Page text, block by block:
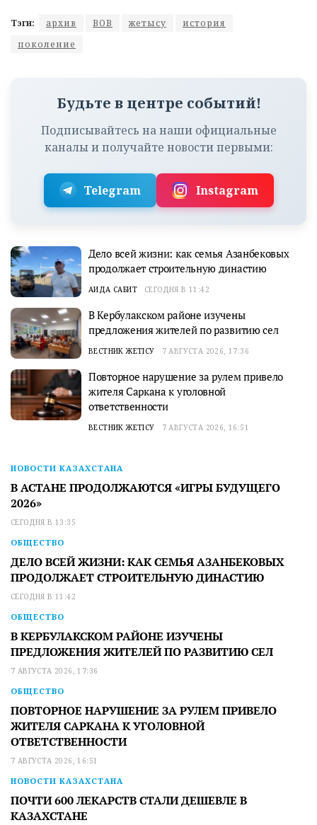
Тэги: архив ВОВ жетысу
история
поколение
Будьте в центре событий!
Подписывайтесь на наши официальные
каналы и получайте новости первыми:
Telegram Instagram
Дело всей жизни: как семья Азанбековых
продолжает строительную династию
АИДА САБИТ СЕГОДНЯ В 11:42
В Кербулакском районе изучены
предложения жителей по развитию сел
ВЕСТНИК ЖЕТІСУ 7 АВГУСТА 2026, 17:36
Повторное нарушение за рулем привело
жителя Саркана к уголовной
ответственности
ВЕСТНИК ЖЕТІСУ 7 АВГУСТА 2026, 16:51
НОВОСТИ КАЗАХСТАНА
В АСТАНЕ ПРОДОЛЖАЮТСЯ «ИГРЫ БУДУЩЕГО
2026»
СЕГОДНЯ В 13:35
ОБЩЕСТВО
ДЕЛО ВСЕЙ ЖИЗНИ: КАК СЕМЬЯ АЗАНБЕКОВЫХ
ПРОДОЛЖАЕТ СТРОИТЕЛЬНУЮ ДИНАСТИЮ
СЕГОДНЯ В 11:42
ОБЩЕСТВО
В КЕРБУЛАКСКОМ РАЙОНЕ ИЗУЧЕНЫ
ПРЕДЛОЖЕНИЯ ЖИТЕЛЕЙ ПО РАЗВИТИЮ СЕЛ
7 АВГУСТА 2026, 17:36
ОБЩЕСТВО
ПОВТОРНОЕ НАРУШЕНИЕ ЗА РУЛЕМ ПРИВЕЛО
ЖИТЕЛЯ САРКАНА К УГОЛОВНОЙ
ОТВЕТСТВЕННОСТИ
7 АВГУСТА 2026, 16:51
НОВОСТИ КАЗАХСТАНА
ПОЧТИ 600 ЛЕКАРСТВ СТАЛИ ДЕШЕВЛЕ В
КАЗАХСТАНЕ